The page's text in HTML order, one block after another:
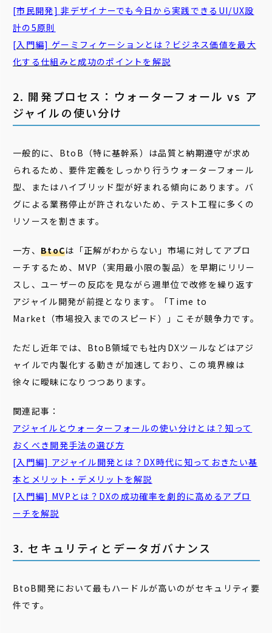
[市民開発] 非デザイナーでも今日から実践できるUI/UX設
計の5原則
[入門編] ゲーミフィケーションとは？ビジネス価値を最大
化する仕組みと成功のポイントを解説
2. 開発プロセス：ウォーターフォール vs ア
ジャイルの使い分け
一般的に、BtoB（特に基幹系）は品質と納期遵守が求め
られるため、要件定義をしっかり行うウォーターフォール
型、またはハイブリッド型が好まれる傾向にあります。バ
グによる業務停止が許されないため、テスト工程に多くの
リソースを割きます。
一方、 BtoCは「正解がわからない」市場に対してアプロ
ーチするため、MVP（実用最小限の製品）を早期にリリー
スし、ユーザーの反応を見ながら週単位で改修を繰り返す
アジャイル開発が前提となります。「Time to
Market（市場投入までのスピード）」こそが競争力です。
ただし近年では、BtoB領域でも社内DXツールなどはアジ
ャイルで内製化する動きが加速しており、この境界線は
徐々に曖昧になりつつあります。
関連記事：
アジャイルとウォーターフォールの使い分けとは？知って
おくべき開発手法の選び方
[入門編] アジャイル開発とは？DX時代に知っておきたい基
本とメリット・デメリットを解説
[入門編] MVPとは？DXの成功確率を劇的に高めるアプロ
ーチを解説
3. セキュリティとデータガバナンス
BtoB開発において最もハードルが高いのがセキュリティ要
件です。